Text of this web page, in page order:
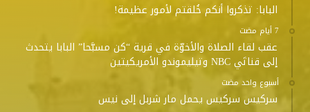
البابا: تذكروا أنكم خُلقتم لأمور عظيمة!
عقب لقاء الصلاة والأخوّة في قرية “كن مسبَّحا” البابا يتحدث
إلى قناتَي NBC وتيليموندو الأمريكيتين
‫‫‫‏‫أسبوع واحد مضت‬
سركيس سركيس يحمل مار شربل إلى نيس